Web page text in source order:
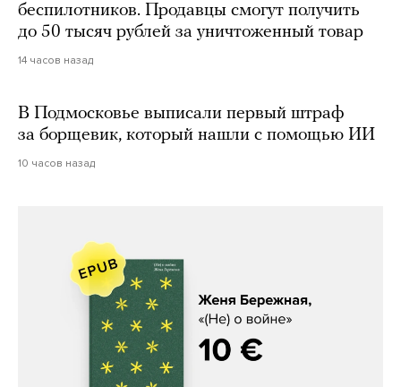
беспилотников. Продавцы смогут получить
до 50 тысяч рублей за уничтоженный товар
14 часов назад
В Подмосковье выписали первый штраф
за борщевик, который нашли с помощью ИИ
10 часов назад